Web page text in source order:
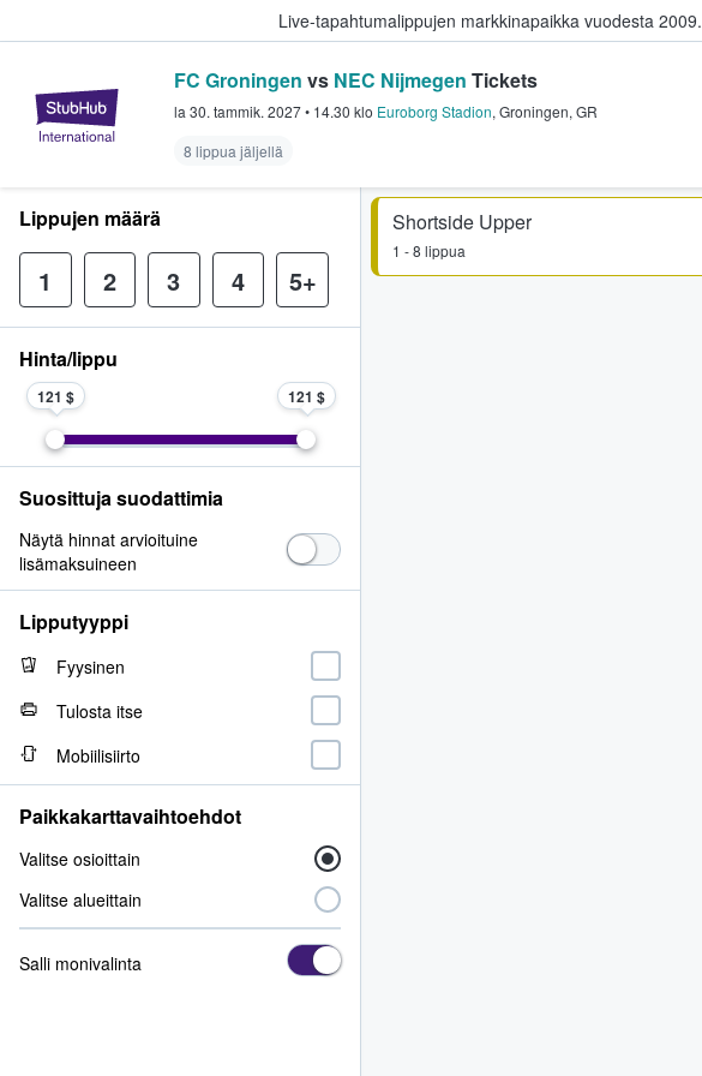
Live-tapahtumalippujen markkinapaikka vuodesta 2009.
StubHub - missä fanit ostavat ja myyvät lippuja
FC Groningen vs NEC Nijmegen Tickets
la 30. tammik. 2027• 14.30 klo Euroborg Stadion, Groningen, GR
8 lippua jäljellä
Shortside Upper
1 - 8 lippua
Lippujen määrä
1 2 3 4 5+
Hinta/lippu
121 $ 121 $
Suosittuja suodattimia
Näytä hinnat arvioituine
lisämaksuineen
Lipputyyppi
Fyysinen
Tulosta itse
Mobiilisiirto
Paikkakarttavaihtoehdot
Valitse osioittain
Valitse alueittain
Salli monivalinta